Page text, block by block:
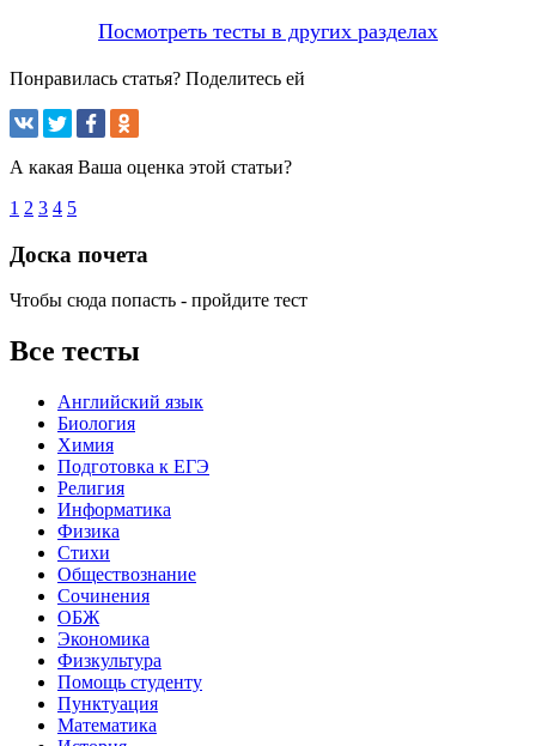
Посмотреть тесты в других разделах
Понравилась статья? Поделитесь ей
А какая Ваша оценка этой статьи?
1 2 3 4 5
Доска почета
Чтобы сюда попасть - пройдите тест
Все тесты
Английский язык
Биология
Химия
Подготовка к ЕГЭ
Религия
Информатика
Физика
Стихи
Обществознание
Сочинения
ОБЖ
Экономика
Физкультура
Помощь студенту
Пунктуация
Математика